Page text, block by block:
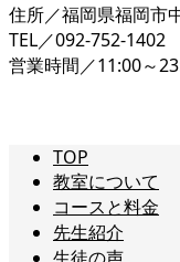
住所／福岡県福岡
TEL／092-752-1402
営業時間／11:00～
TOP
教室について
コースと料金
先生紹介